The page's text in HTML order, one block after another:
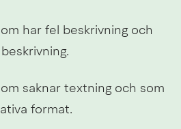
har fel beskrivning och
saknar textning och som
format.